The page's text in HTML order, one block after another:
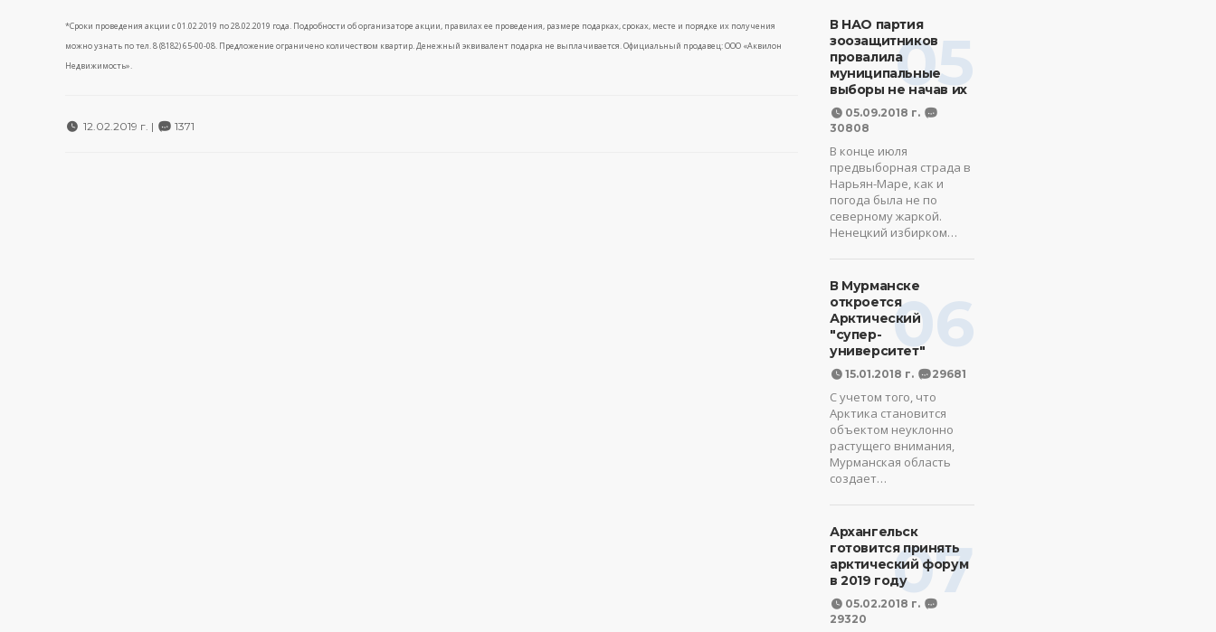
*Сроки проведения акции с 01.02.2019 по 28.02.2019 года. Подробности об организаторе акции, правилах ее проведения, размере подарках, сроках, месте и порядке их получения
можно узнать по тел. 8 (8182) 65-00-08. Предложение ограничено количеством квартир. Денежный эквивалент подарка не выплачивается. Официальный продавец: ООО «Аквилон
Недвижимость».
12.02.2019 г. | 1371
05
В НАО партия
зоозащитников
провалила
муниципальные
выборы не начав их
05.09.2018 г.
30808
В конце июля
предвыборная страда в
Нарьян-Маре, как и
погода была не по
северному жаркой.
Ненецкий избирком…
06
В Мурманске
откроется
Арктический
"супер-
университет"
15.01.2018 г. 29681
С учетом того, что
Арктика становится
объектом неуклонно
растущего внимания,
Мурманская область
создает…
07
Архангельск
готовится принять
арктический форум
в 2019 году
05.02.2018 г.
29320